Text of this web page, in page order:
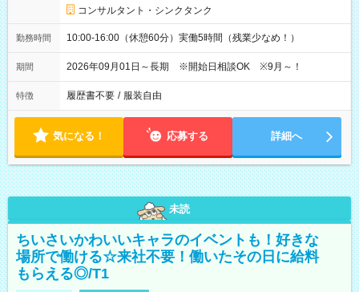
コンサルタント・シンクタンク
勤務時間 10:00-16:00（休憩60分）実働5時間（残業少なめ！）
期間 2026年09月01日～長期 ※開始日相談OK ※9月～！
特徴 履歴書不要 / 服装自由
気になる！ 応募する 詳細へ
未読
ちいさいかわいいキャラのイベントも！好きな
場所で働ける☆来社不要！働いたその日に給料
もらえる◎/T1